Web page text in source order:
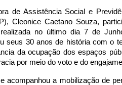
de Assistência Social e
Cleonice Caetano Souza,
realizada no último dia 7 de
seus 30 anos de história com o
da ocupação dos espaços
por meio do voto e do
acompanhou a mobilização de